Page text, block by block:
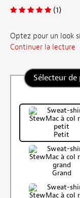
(1)
Optez pour un look
Continuer la lecture
Sélecteur
Petit
Grand